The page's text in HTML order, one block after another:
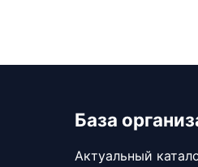
База
Актуальный